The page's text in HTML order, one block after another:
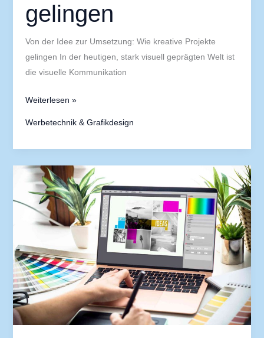
gelingen
Von der Idee zur Umsetzung: Wie kreative Projekte
gelingen In der heutigen, stark visuell geprägten Welt ist
die visuelle Kommunikation
Weiterlesen »
Werbetechnik & Grafikdesign
Kreative
Werbetechnik
für
Stores
und
Events